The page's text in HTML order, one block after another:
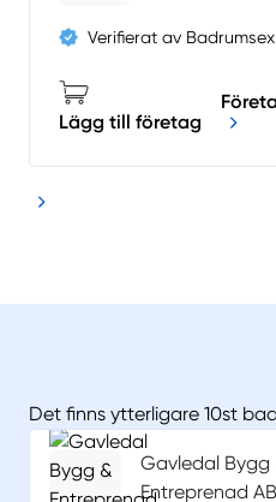
Verifierat av
Lägg till företag
Det finns ytterligare 10st
Gavledal Bygg
Entreprenad AB